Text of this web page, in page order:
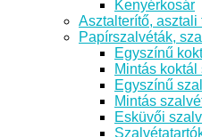
Kenyérkosár
Asztalterítő, asztali
Papírszalvéták,
Egyszínű
Mintás
Egyszínű
Mintás
Esküvői